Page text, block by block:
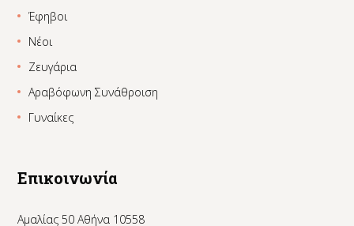
Έφηβοι
Νέοι
Ζευγάρια
Αραβόφωνη Συνάθροιση
Γυναίκες
Επικοινωνία
Αμαλίας 50 Αθήνα 10558